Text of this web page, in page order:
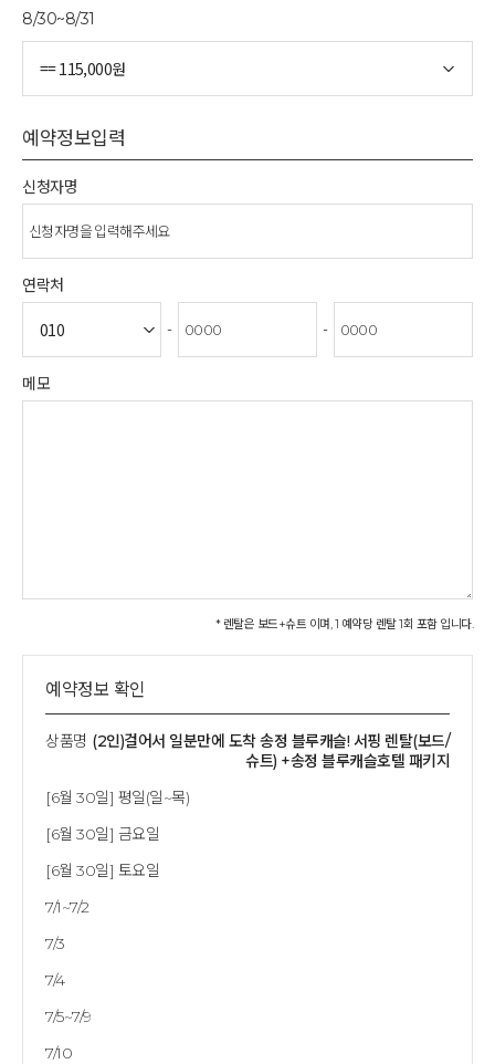
8/30~8/31
예약정보입력
신청자명
연락처
- -
메모
* 렌탈은 보드+슈트 이며, 1 예약당 렌탈 1회 포함 입니다.
예약정보 확인
상품명 (2인)걸어서 일분만에 도착 송정 블루캐슬! 서핑 렌탈(보드/
슈트) +송정 블루캐슬호텔 패키지
[6월 30일] 평일(일~목)
[6월 30일] 금요일
[6월 30일] 토요일
7/1~7/2
7/3
7/4
7/5~7/9
7/10